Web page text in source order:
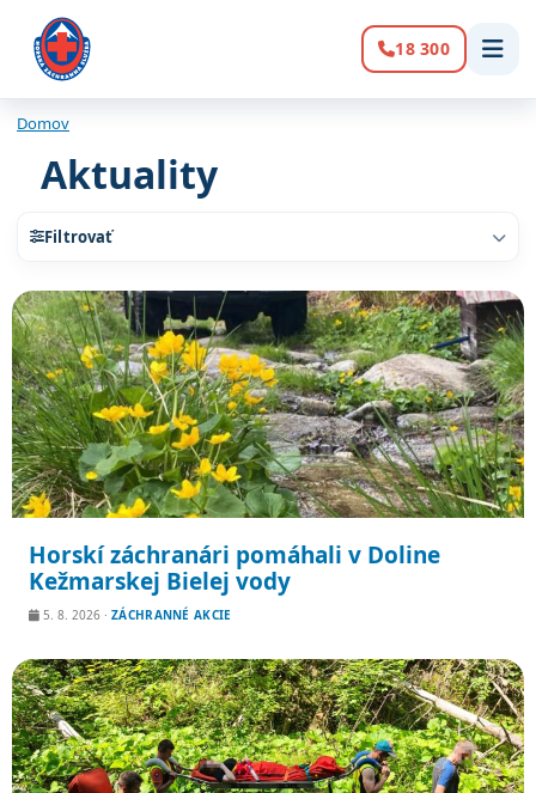
Volanie:
18 300
Domov
Aktuality
Filtrovať
Zoznam článkov
Horskí záchranári pomáhali v Doline
Kežmarskej Bielej vody
5. 8. 2026 · ZÁCHRANNÉ AKCIE